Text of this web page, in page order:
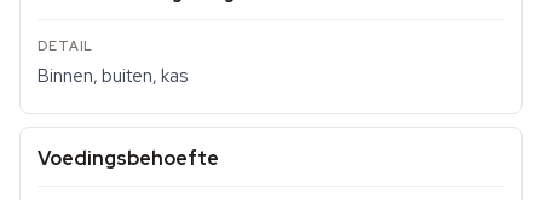
Binnen, buiten, kas
Voedingsbehoefte